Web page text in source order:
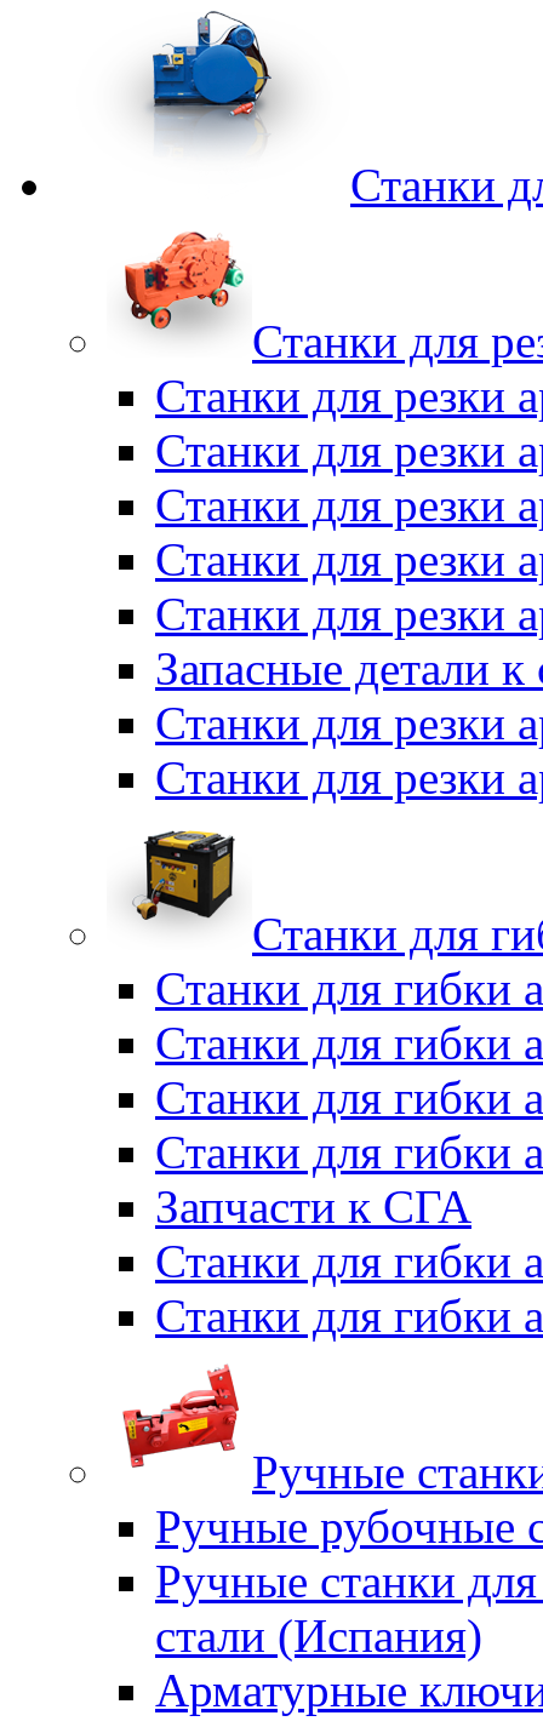
Станки
Станки для
Станки для резки
Станки для резки
Станки для резки
Станки для резки
Станки для резки
Запасные детали к
Станки для резки
Станки для резки
Станки для
Станки для гибки
Станки для гибки
Станки для гибки
Станки для гибки
Запчасти к СГА
Станки для гибки
Станки для гибки
Ручные
Ручные рубочные
Ручные станки
стали (Испания)
Арматурные